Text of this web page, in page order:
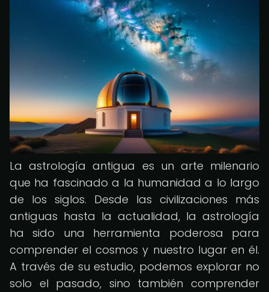
La astrología antigua es un arte milenario
que ha fascinado a la humanidad a lo largo
de los siglos. Desde las civilizaciones más
antiguas hasta la actualidad, la astrología
ha sido una herramienta poderosa para
comprender el cosmos y nuestro lugar en él.
A través de su estudio, podemos explorar no
solo el pasado, sino también comprender